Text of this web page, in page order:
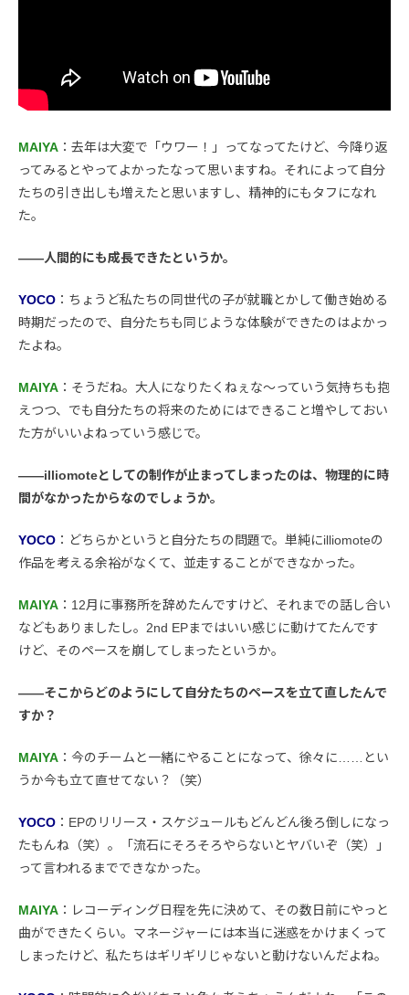
MAIYA ：去年は大変で「ウワー！」ってなってたけど、今降り返
ってみるとやってよかったなって思いますね。それによって自分
たちの引き出しも増えたと思いますし、精神的にもタフになれ
た。
――人間的にも成長できたというか。
YOCO ：ちょうど私たちの同世代の子が就職とかして働き始める
時期だったので、自分たちも同じような体験ができたのはよかっ
たよね。
MAIYA ：そうだね。大人になりたくねぇな〜っていう気持ちも抱
えつつ、でも自分たちの将来のためにはできること増やしておい
た方がいいよねっていう感じで。
――illiomoteとしての制作が止まってしまったのは、物理的に時
間がなかったからなのでしょうか。
YOCO ：どちらかというと自分たちの問題で。単純にilliomoteの
作品を考える余裕がなくて、並走することができなかった。
MAIYA ：12月に事務所を辞めたんですけど、それまでの話し合い
などもありましたし。2nd EPまではいい感じに動けてたんです
けど、そのペースを崩してしまったというか。
――そこからどのようにして自分たちのペースを立て直したんで
すか？
MAIYA ：今のチームと一緒にやることになって、徐々に……とい
うか今も立て直せてない？（笑）
YOCO ：EPのリリース・スケジュールもどんどん後ろ倒しになっ
たもんね（笑）。「流石にそろそろやらないとヤバいぞ（笑）」
って言われるまでできなかった。
MAIYA ：レコーディング日程を先に決めて、その数日前にやっと
曲ができたくらい。マネージャーには本当に迷惑をかけまくって
しまったけど、私たちはギリギリじゃないと動けないんだよね。